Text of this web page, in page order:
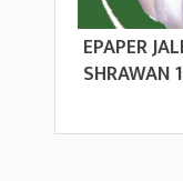
EPAPER
SHRAWAN